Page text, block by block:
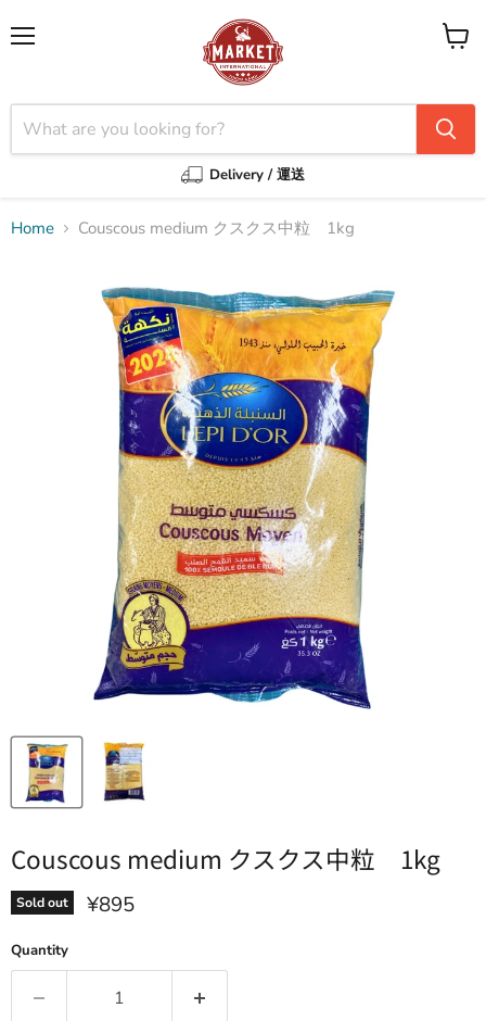
Delivery / 運送
View
Home Couscous medium クスクス中粒 1kg
Couscous medium クスクス中粒 1kg
Sold out Current price
¥895
Quantity